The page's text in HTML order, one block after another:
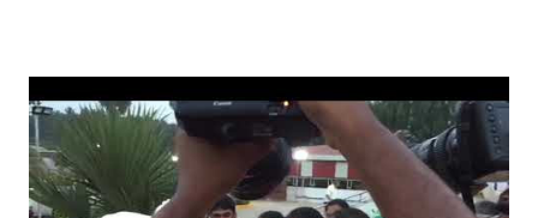
சங்க இலக்கியங்களுக்கு பின் காலகட்டத்திலும் 'புதுக்கலத்து எழுந்த
தீம்பால் பொங்கல்' என சிறப்பிக்கும் சீவக சிந்தாமணி. காலங்கள்
தோறும் தமிழர்களின் வாழ்வியல் அங்கமாக உள்ள பொங்கல் விழாவில்
தமிழர்கள் சொந்த பிள்ளைகளைப் போல கால்நடைகளை வளர்த்துப்